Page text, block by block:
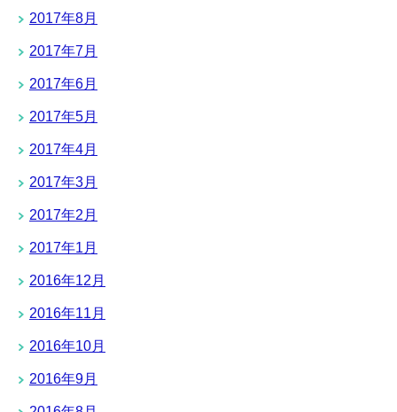
2017年8月
2017年7月
2017年6月
2017年5月
2017年4月
2017年3月
2017年2月
2017年1月
2016年12月
2016年11月
2016年10月
2016年9月